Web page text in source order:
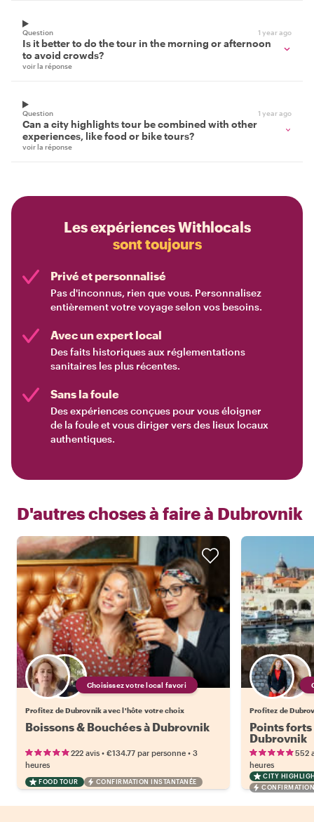
Question 1 year ago
Is it better to do the tour in the morning or afternoon
to avoid crowds?
voir la réponse
Question 1 year ago
Can a city highlights tour be combined with other
experiences, like food or bike tours?
voir la réponse
Les expériences Withlocals
sont toujours
Privé et personnalisé
Pas d'inconnus, rien que vous. Personnalisez
entièrement votre voyage selon vos besoins.
Avec un expert local
Des faits historiques aux réglementations
sanitaires les plus récentes.
Sans la foule
Des expériences conçues pour vous éloigner
de la foule et vous diriger vers des lieux locaux
authentiques.
D'autres choses à faire à Dubrovnik
Choisissez votre local favori
Profitez de Dubrovnik avec l'hôte votre choix
Boissons & Bouchées à Dubrovnik
222 avis • €134.77 par personne • 3
heures
FOOD TOUR CONFIRMATION INSTANTANÉE
Profitez de
Points
Dubrovnik
552
heures
CITY